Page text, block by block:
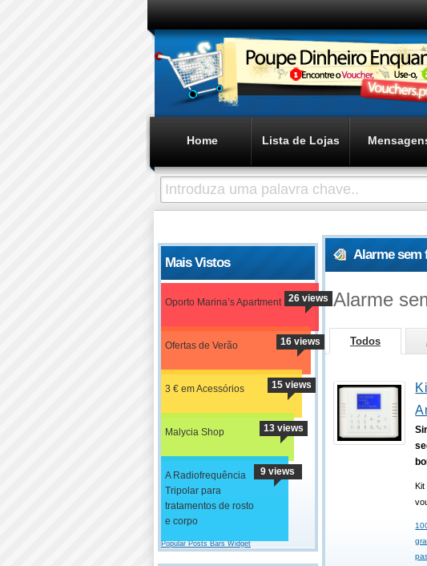
Home Lista de Lojas
Mais Vistos
Oporto Marina’s Apartment 26 views
Ofertas de Verão 16 views
3 € em Acessórios 15 views
Malycia Shop 13 views
A Radiofrequência
Tripolar para
tratamentos de rosto
e corpo
9 views
Popular Posts Bars Widget
Alarme sem
Alarme
Todos
Kit